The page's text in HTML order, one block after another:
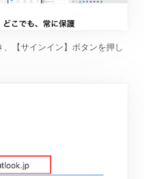
、【サインイン】ボタンを押し